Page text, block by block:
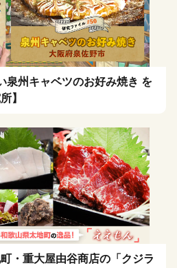
泉州キャベツのお好み焼き を
】
・重大屋由谷商店の「クジラ